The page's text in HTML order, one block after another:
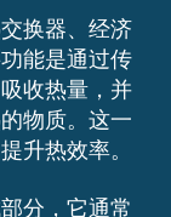
换器、经济
能是通过传
收热量，并
物质。这一
升热效率。
分，它通常